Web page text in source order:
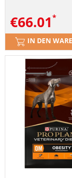
€66.01
IN DEN